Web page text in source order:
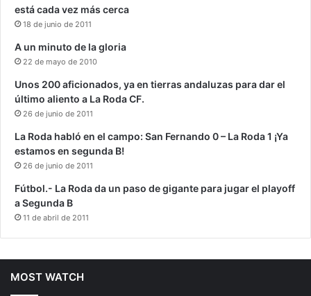
está cada vez más cerca
18 de junio de 2011
A un minuto de la gloria
22 de mayo de 2010
Unos 200 aficionados, ya en tierras andaluzas para dar el
último aliento a La Roda CF.
26 de junio de 2011
La Roda habló en el campo: San Fernando 0 – La Roda 1 ¡Ya
estamos en segunda B!
26 de junio de 2011
Fútbol.- La Roda da un paso de gigante para jugar el playoff
a Segunda B
11 de abril de 2011
MOST WATCH